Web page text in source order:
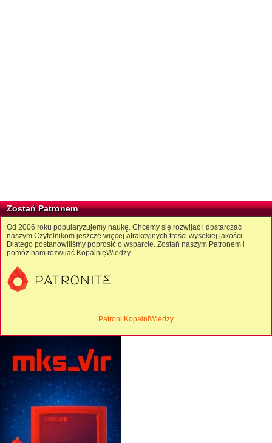
Zostań Patronem
Od 2006 roku popularyzujemy naukę. Chcemy się rozwijać i dostarczać
naszym Czytelnikom jeszcze więcej atrakcyjnych treści wysokiej jakości.
Dlatego postanowiliśmy poprosić o wsparcie. Zostań naszym Patronem i
pomóż nam rozwijać KopalnięWiedzy.
Patroni KopalniWiedzy